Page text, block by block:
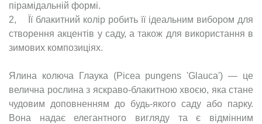
пірамідальній формі.
2, Її блакитний колір робить її ідеальним вибором для
створення акцентів у саду, а також для використання в
зимових композиціях.
Ялина колюча Глаука (Picea pungens 'Glauca') — це
велична рослина з яскраво-блакитною хвоєю, яка стане
чудовим доповненням до будь-якого саду або парку.
Вона надає елегантного вигляду та є відмінним